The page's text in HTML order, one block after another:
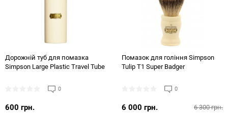
Дорожній туб для помазка
Simpson Large Plastic Travel Tube
0
600 грн.
Помазок для гоління Simpson
Tulip T1 Super Badger
0
6 300 грн.
6 000 грн.